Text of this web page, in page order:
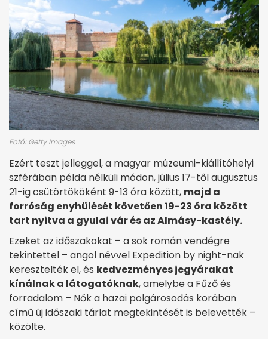
Fotó: Getty Images
Ezért teszt jelleggel, a magyar múzeumi-kiállítóhelyi
szférában példa nélküli módon, július 17-től augusztus
21-ig csütörtököként 9-13 óra között, majd a
forróság enyhülését követően 19-23 óra között
tart nyitva a gyulai vár és az Almásy-kastély.
Ezeket az időszakokat – a sok román vendégre
tekintettel – angol névvel Expedition by night-nak
keresztelték el, és kedvezményes jegyárakat
kínálnak a látogatóknak, amelybe a Fűző és
forradalom – Nők a hazai polgárosodás korában
című új időszaki tárlat megtekintését is belevették –
közölte.